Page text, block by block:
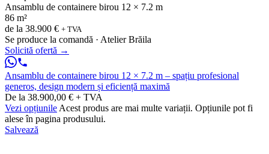
Ansamblu de containere birou 12 × 7.2 m
86 m²
de la 38.900 € + TVA
Se produce la comandă · Atelier Brăila
Solicită ofertă →
Ansamblu de containere birou 12 × 7.2 m – spațiu profesional
generos, design modern și eficiență maximă
De la 38.900,00 € + TVA
Vezi opțiunile Acest produs are mai multe variații. Opțiunile pot fi
alese în pagina produsului.
Salvează